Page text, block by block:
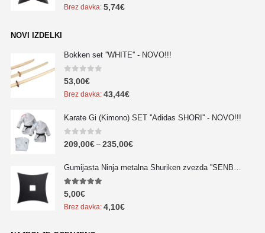
Brez davka: 5,74€
NOVI IZDELKI
Bokken set ''WHITE'' - NOVO!!!
0out of 5
53,00€
Brez davka: 43,44€
Karate Gi (Kimono) SET ''Adidas SHORI'' - NOVO!!!
0out of 5
209,00€ – 235,00€
Gumijasta Ninja metalna Shuriken zvezda ''SENBAN'' - NOVO!!!
5.00out of 5
5,00€
Brez davka: 4,10€